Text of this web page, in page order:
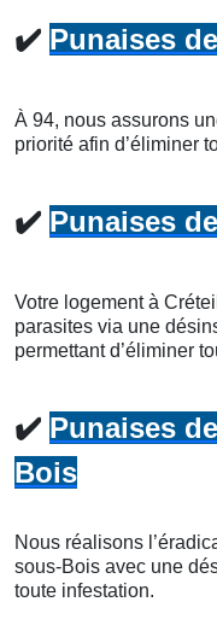
✔️ Punaises
À 94, nous assurons
priorité afin d’éliminer
✔️ Punaises
Votre logement à
parasites via une
permettant d’éliminer
✔️ Punaises
Bois
Nous réalisons
sous-Bois avec une
toute infestation.